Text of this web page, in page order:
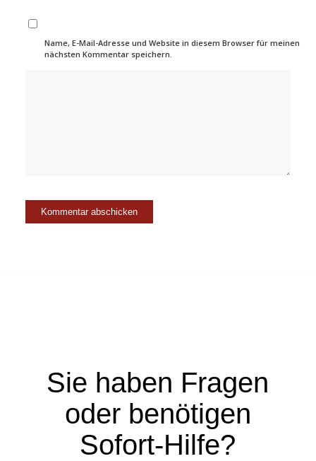
Name, E-Mail-Adresse und Website in diesem Browser für meinen
nächsten Kommentar speichern.
Sie haben Fragen
oder benötigen
Sofort-Hilfe?